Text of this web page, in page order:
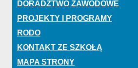
DORADZTWO ZAWODOWE
PROJEKTY I PROGRAMY
RODO
KONTAKT ZE SZKOŁĄ
MAPA STRONY